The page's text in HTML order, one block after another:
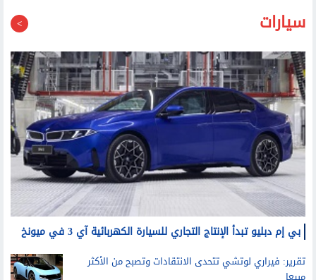
سيارات
بي إم دبليو تبدأ الإنتاج التجاري للسيارة الكهربائية آي 3 في ميونخ
تقرير: فيراري لوتشي تتحدى الانتقادات وتصبح من الأكثر
مبيعا